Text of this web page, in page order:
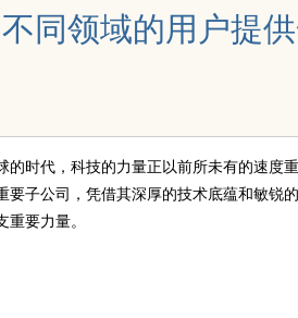
同领域的用户提
的时代，科技的力量正以前所未有的速度
要子公司，凭借其深厚的技术底蕴和敏锐
重要力量。